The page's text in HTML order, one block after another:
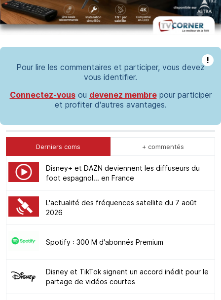
!
Pour lire les commentaires et participer, vous devez
vous identifier.
Connectez-vousou devenez membrepour participer
et profiter d'autres avantages.
Derniers coms + commentés
Disney+ et DAZN deviennent les diffuseurs du
foot espagnol... en France
L'actualité des fréquences satellite du 7 août
2026
Spotify : 300 M d'abonnés Premium
Disney et TikTok signent un accord inédit pour le
partage de vidéos courtes